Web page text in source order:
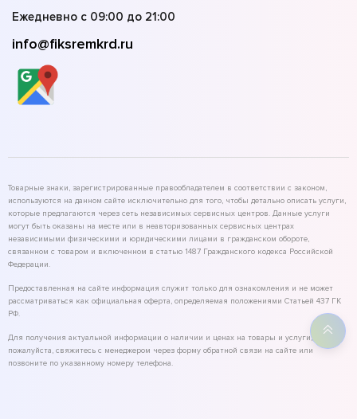
Ежедневно с 09:00 до 21:00
info@fiksremkrd.ru
Товарные знаки, зарегистрированные правообладателем в соответствии с законом,
используются на данном сайте исключительно для того, чтобы детально описать услуги,
которые предлагаются через сеть независимых сервисных центров. Данные услуги
могут быть оказаны на месте или в неавторизованных сервисных центрах
независимыми физическими и юридическими лицами в гражданском обороте,
связанном с товаром и включенном в статью 1487 Гражданского кодекса Российской
Федерации.
Предоставленная на сайте информация служит только для ознакомления и не может
рассматриваться как официальная оферта, определяемая положениями Статьей 437 ГК
РФ.
Для получения актуальной информации о наличии и ценах на товары и услуги,
пожалуйста, свяжитесь с менеджером через форму обратной связи на сайте или
позвоните по указанному номеру телефона.